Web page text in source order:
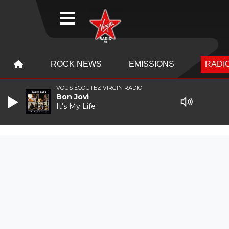
ROCK NEWS EMISSIONS
VOUS ÉCOUTEZ VIRGIN RADIO
Bon Jovi
It's My Life
WEBRADIO